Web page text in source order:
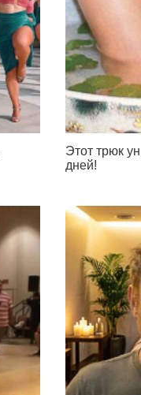
Этот трюк
дней!